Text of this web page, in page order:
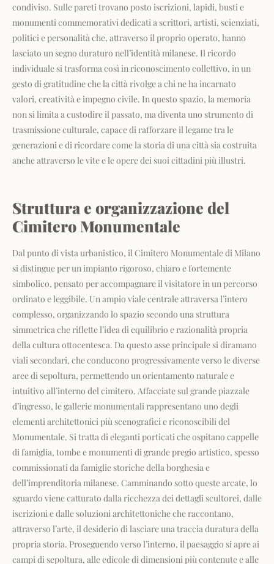
condiviso. Sulle pareti trovano posto iscrizioni, lapidi, busti e
monumenti commemorativi dedicati a scrittori, artisti, scienziati,
politici e personalità che, attraverso il proprio operato, hanno
lasciato un segno duraturo nell’identità milanese. Il ricordo
individuale si trasforma così in riconoscimento collettivo, in un
gesto di gratitudine che la città rivolge a chi ne ha incarnato
valori, creatività e impegno civile. In questo spazio, la memoria
non si limita a custodire il passato, ma diventa uno strumento di
trasmissione culturale, capace di rafforzare il legame tra le
generazioni e di ricordare come la storia di una città sia costruita
anche attraverso le vite e le opere dei suoi cittadini più illustri.
Struttura e organizzazione del
Cimitero Monumentale
Dal punto di vista urbanistico, il Cimitero Monumentale di Milano
si distingue per un impianto rigoroso, chiaro e fortemente
simbolico, pensato per accompagnare il visitatore in un percorso
ordinato e leggibile. Un ampio viale centrale attraversa l’intero
complesso, organizzando lo spazio secondo una struttura
simmetrica che riflette l’idea di equilibrio e razionalità propria
della cultura ottocentesca. Da questo asse principale si diramano
viali secondari, che conducono progressivamente verso le diverse
aree di sepoltura, permettendo un orientamento naturale e
intuitivo all’interno del cimitero. Affacciate sul grande piazzale
d’ingresso, le gallerie monumentali rappresentano uno degli
elementi architettonici più scenografici e riconoscibili del
Monumentale. Si tratta di eleganti porticati che ospitano cappelle
di famiglia, tombe e monumenti di grande pregio artistico, spesso
commissionati da famiglie storiche della borghesia e
dell’imprenditoria milanese. Camminando sotto queste arcate, lo
sguardo viene catturato dalla ricchezza dei dettagli scultorei, dalle
iscrizioni e dalle soluzioni architettoniche che raccontano,
attraverso l’arte, il desiderio di lasciare una traccia duratura della
propria storia. Proseguendo verso l’interno, il paesaggio si apre ai
campi di sepoltura, alle edicole di dimensioni più contenute e alle